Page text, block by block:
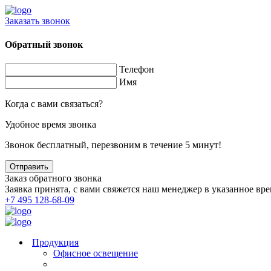
Заказать звонок
Обратный звонок
Телефон
Имя
Когда с вами связаться?
Удобное время звонка
Звонок бесплатный, перезвоним в течение 5 минут!
Заказ обратного звонка
Заявка принята, с вами свяжется наш менеджер в указанное
+7 495 128-68-09
Продукция
Офисное освещение